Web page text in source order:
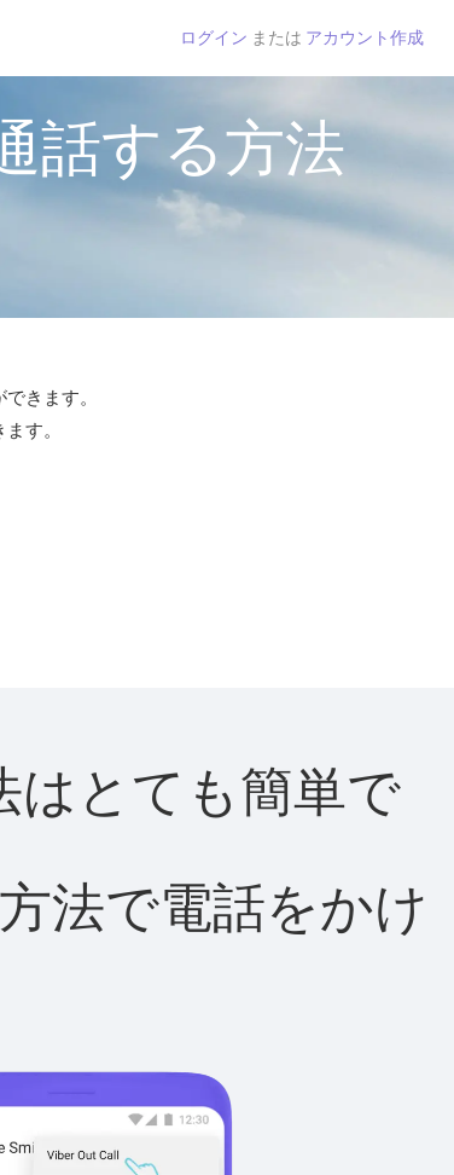
ログイン または アカウント作成
話する方法
きます。
す。
はとても簡単で
法で電話をかけ